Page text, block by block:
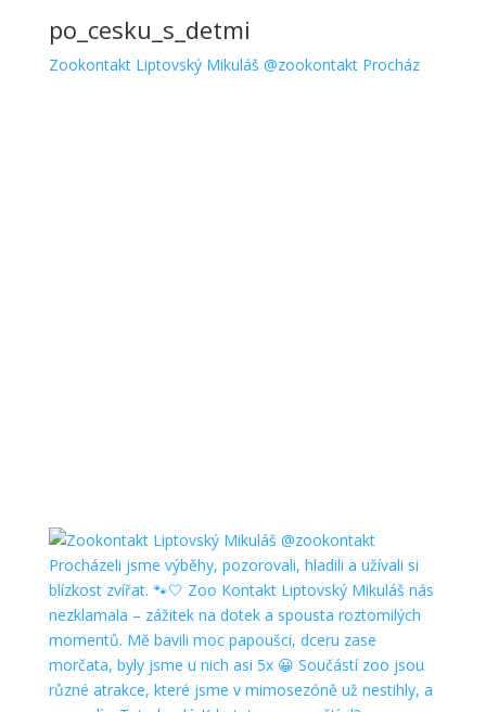
po_cesku_s_detmi
Zookontakt Liptovský Mikuláš @zookontakt Procház